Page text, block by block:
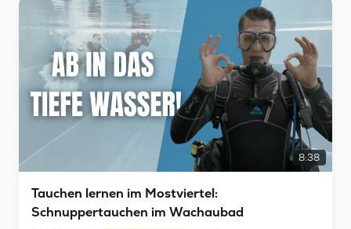
8:38
Tauchen lernen im Mostviertel:
Schnuppertauchen im Wachaubad